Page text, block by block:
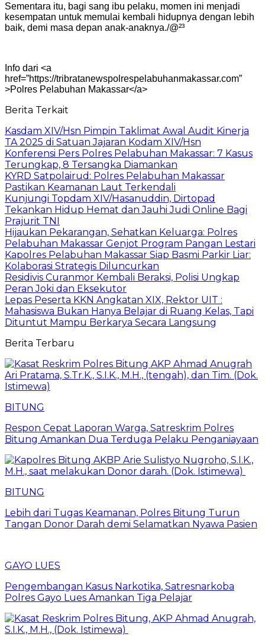
Sementara itu, bagi sang ibu pelaku, momen ini menjadi
kesempatan untuk memulai kembali hidupnya dengan lebih
baik, demi masa depan anak-anaknya./@²³
Info dari <a
href=”https://tribratanewspolrespelabuhanmakassar.com”
>Polres Pelabuhan Makassar</a>
Berita Terkait
Kasdam XIV/Hsn Pimpin Taklimat Awal Audit Kinerja
TA 2025 di Satuan Jajaran Kodam XIV/Hsn
Konferensi Pers Polres Pelabuhan Makassar: 7 Kasus
Terungkap, 8 Tersangka Diamankan
KYRD Satpolairud: Polres Pelabuhan Makassar
Pastikan Keamanan Laut Terkendali
Kunjungi Topdam XIV/Hasanuddin, Dirtopad
Tekankan Hidup Hemat dan Jauhi Judi Online Bagi
Prajurit TNI
Hijaukan Pekarangan, Sehatkan Keluarga: Polres
Pelabuhan Makassar Genjot Program Pangan Lestari
Kapolres Pelabuhan Makassar Siap Basmi Parkir Liar:
Kolaborasi Strategis Diluncurkan
Residivis Curanmor Kembali Beraksi, Polisi Ungkap
Peran Joki dan Eksekutor
Lepas Peserta KKN Angkatan XIX, Rektor UIT :
Mahasiswa Bukan Hanya Belajar di Ruang Kelas, Tapi
Dituntut Mampu Berkarya Secara Langsung
Berita Terbaru
BITUNG
​Respon Cepat Laporan Warga, Satreskrim Polres
Bitung Amankan Dua Terduga Pelaku Penganiayaan
BITUNG
Lebih dari Tugas Keamanan, Polres Bitung Turun
Tangan Donor Darah demi Selamatkan Nyawa Pasien
GAYO LUES
Pengembangan Kasus Narkotika, Satresnarkoba
Polres Gayo Lues Amankan Tiga Pelajar